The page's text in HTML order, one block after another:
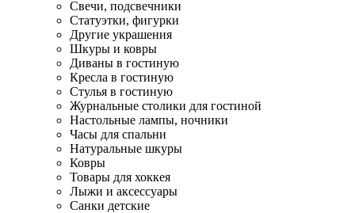
Свечи, подсвечники
Статуэтки, фигурки
Другие украшения
Шкуры и ковры
Диваны в гостиную
Кресла в гостиную
Стулья в гостиную
Журнальные столики для гостиной
Настольные лампы, ночники
Часы для спальни
Натуральные шкуры
Ковры
Товары для хоккея
Лыжи и аксессуары
Санки детские